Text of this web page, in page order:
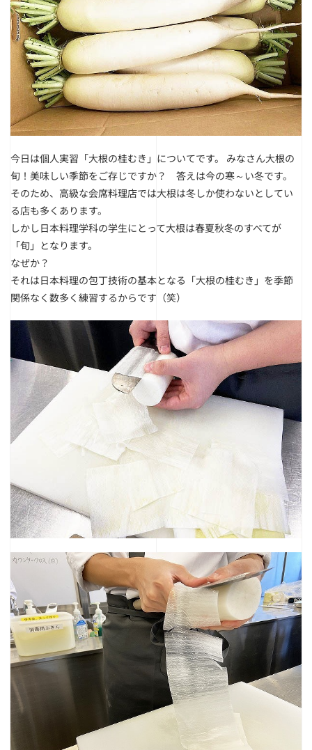
今日は個人実習「大根の桂むき」についてです。 みなさん大根の
旬！美味しい季節をご存じですか？ 答えは今の寒～い冬です。
そのため、高級な会席料理店では大根は冬しか使わないとしてい
る店も多くあります。
しかし日本料理学科の学生にとって大根は春夏秋冬のすべてが
「旬」となります。
なぜか？
それは日本料理の包丁技術の基本となる「大根の桂むき」を季節
関係なく数多く練習するからです（笑）